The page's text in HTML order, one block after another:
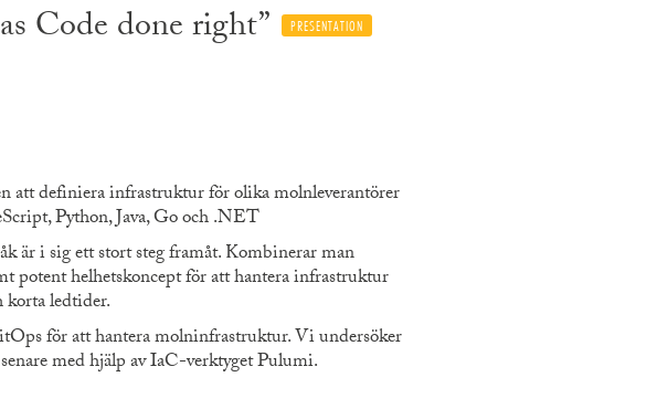
Code done right” PRESENTATION
att definiera infrastruktur för olika molnleverantörer
Python, Java, Go och .NET
är i sig ett stort steg framåt. Kombinerar man
potent helhetskoncept för att hantera infrastruktur
korta ledtider.
för att hantera molninfrastruktur. Vi undersöker
med hjälp av IaC-verktyget Pulumi.